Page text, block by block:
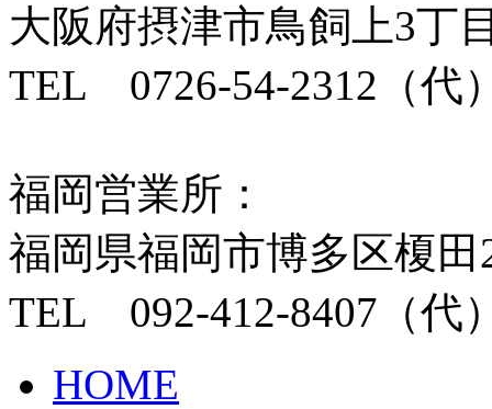
大阪府摂津市鳥飼上3丁
TEL 0726-54-2312（
福岡営業所：
福岡県福岡市博多区榎
TEL 092-412-8407（
HOME